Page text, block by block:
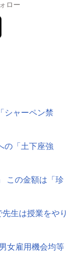
ロー
シャーペン禁
の「土下座強
この金額は「珍
生は授業をやり
女雇用機会均等